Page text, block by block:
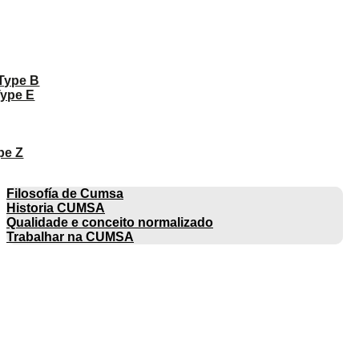
B
E
Z
Filosofía de Cumsa
Historia CUMSA
Qualidade e conceito normalizado
Trabalhar na CUMSA